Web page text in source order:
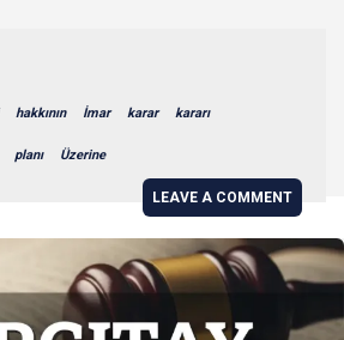
hakkının İmar karar kararı
planı Üzerine
LEAVE A COMMENT